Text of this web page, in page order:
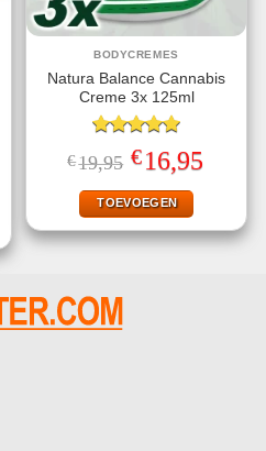
BODYCREMES
Natura Balance Cannabis
Creme 3x 125ml
Gewaardeerd
5.00uit 5
€19,95 Oorspronkelijke
prijs
was:
€19,95.
€16,95prijs
TOEVOEGEN